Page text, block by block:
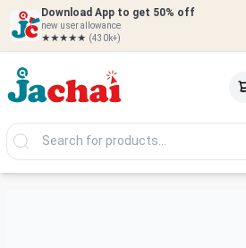
Download App to get 50% off
new user allowance
★★★★★ (430k+)